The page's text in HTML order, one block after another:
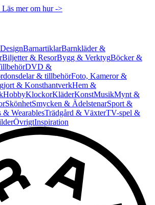
mer om hur ->
BarnartiklarBarnkläder &
Biljetter & ResorBygg & VerktygBöcker &
DVD &
& tillbehörFoto, Kameror &
& KonsthantverkHem &
HobbyKlockorKläderKonstMusikMynt &
SkönhetSmycken & ÄdelstenarSport &
& WearablesTrädgård & VäxterTV-spel &
ÖvrigtInspiration